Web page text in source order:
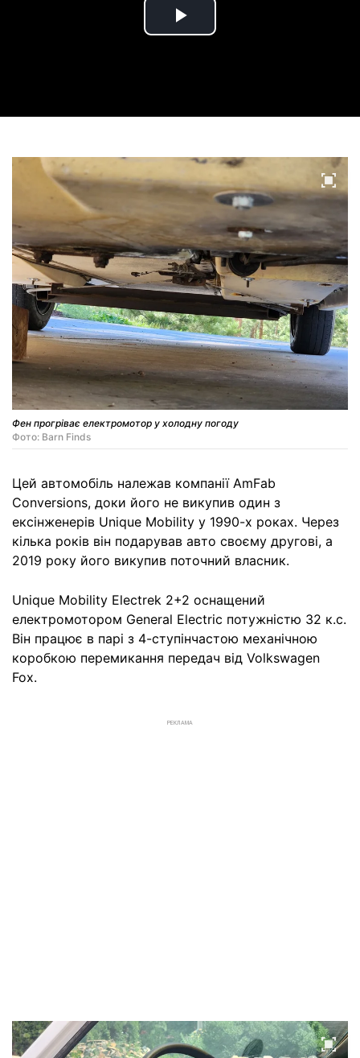
Play
Фен прогріває електромотор у холодну погоду
Фото: Barn Finds
Цей автомобіль належав компанії AmFab
Conversions, доки його не викупив один з
ексінженерів Unique Mobility у 1990-х роках. Через
кілька років він подарував авто своєму другові, а
2019 року його викупив поточний власник.
Unique Mobility Electrek 2+2 оснащений
електромотором General Electric потужністю 32 к.с.
Він працює в парі з 4-ступінчастою механічною
коробкою перемикання передач від Volkswagen
Fox.
РЕКЛАМА